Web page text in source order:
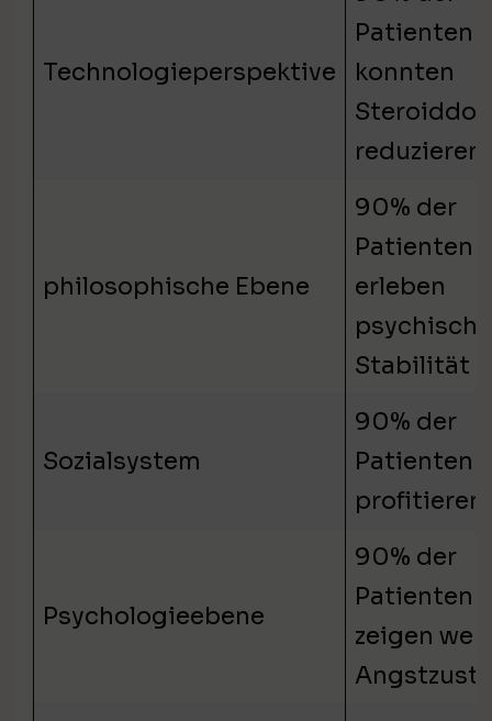
Technologieperspektive
Patienten
konnten
reduzieren
philosophische Ebene
90% der
Patienten
erleben
psychische
Stabilität
Sozialsystem
90% der
Patienten
profitieren
Psychologieebene
90% der
Patienten
zeigen